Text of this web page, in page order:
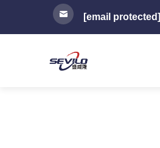
[email protected]